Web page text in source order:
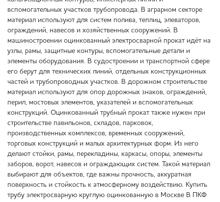
вспомогательных участков трубопровода. В аграрном секторе
материал используют для систем полива, теплиц, элеваторов,
ограждений, навесов и хозяйственных сооружений. В
машиностроении оцинкованный электросварной прокат идёт на
узлы, рамы, защитные контуры, вспомогательные детали и
элементы оборудования. В судостроении и транспортной сфере
его берут для технических линий, отдельных конструкционных
частей и трубопроводных участков. В дорожном строительстве
материал используют для опор дорожных знаков, ограждений,
перил, мостовых элементов, указателей и вспомогательных
конструкций. Оцинкованный трубный прокат также нужен при
строительстве павильонов, складов, парковок,
производственных комплексов, временных сооружений,
торговых конструкций и малых архитектурных форм. Из него
делают стойки, рамы, перекладины, каркасы, опоры, элементы
заборов, ворот, навесов и ограждающих систем. Такой материал
выбирают для объектов, где важны прочность, аккуратная
поверхность и стойкость к атмосферному воздействию. Купить
трубу электросварную круглую оцинкованную в Москве В ПКФ